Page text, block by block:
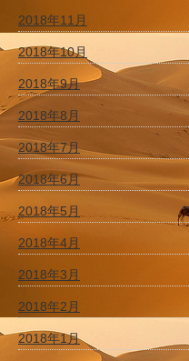
2018年11月
2018年10月
2018年9月
2018年8月
2018年7月
2018年6月
2018年5月
2018年4月
2018年3月
2018年2月
2018年1月